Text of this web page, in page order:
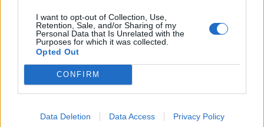
I want to opt-out of Collection, Use,
Retention, Sale, and/or Sharing of my
Personal Data that Is Unrelated with the
Purposes for which it was collected.
Opted Out
CONFIRM
Data Deletion Data Access Privacy Policy